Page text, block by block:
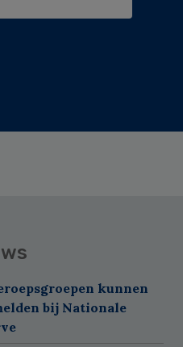
kunnen
bij Nationale